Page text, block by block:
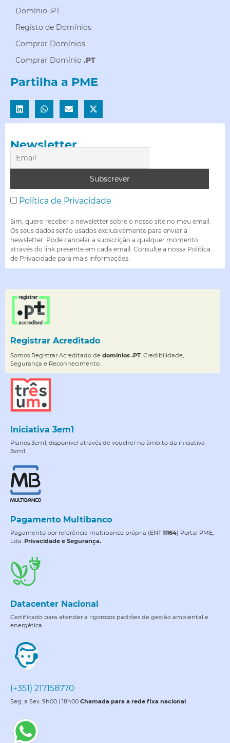
Domínio .PT
Registo de Domínios
Comprar Domínios
Comprar Domínio .PT
Partilha a PME
Newsletter
Política de Privacidade
Sim, quero receber a newsletter sobre o nosso site no meu email.
Os seus dados serão usados exclusivamente para enviar a
newsletter. Pode cancelar a subscrição a qualquer momento
através do link presente em cada email. Consulte a nossa Política
de Privacidade para mais informações.
Registrar Acreditado
Somos Registrar Acreditado de domínios .PT . Credibilidade,
Segurança e Reconhecimento.
Iniciativa 3em1
Planos 3em1, disponível através de voucher no âmbito da iniciativa
3em1
Pagamento Multibanco
Pagamento por referência multibanco própria (ENT11164) Portal PME,
Lda. Privacidade e Segurança.
Datacenter Nacional
Certificado para atender a rigorosos padrões de gestão ambiental e
energética.
(+351) 217158770
Seg. a Sex. 9h00 | 18h00 Chamada para a rede fixa nacional